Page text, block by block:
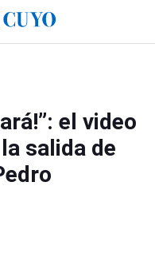
el video
salida de